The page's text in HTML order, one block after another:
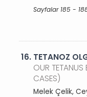
Sayfalar 185 -
16. TETANOZ
OUR TETANUS
CASES)
Melek Çelik,